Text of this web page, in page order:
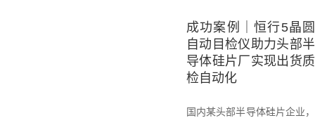
成功案例｜恒行5晶圆
自动目检仪助力头部半
导体硅片厂实现出货质
检自动化
国内某头部半导体硅片企业，